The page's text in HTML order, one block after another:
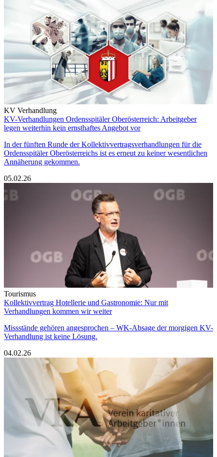
KV Verhandlung
KV-Verhandlungen Ordensspitäler Oberösterreich: Arbeitgeber
legen weiterhin kein ernsthaftes Angebot vor
In der fünften Runde der Kollektivvertragsverhandlungen für die
Ordensspitäler Oberösterreichs ist es erneut zu keiner wesentlichen
Annäherung gekommen.
05.02.26
Tourismus
Kollektivvertrag Hotellerie und Gastronomie: Nur mit
Verhandlungen kommen wir weiter
Missstände gehören angesprochen – WK-Absage der morgigen KV-
Verhandlung ist keine Lösung.
04.02.26